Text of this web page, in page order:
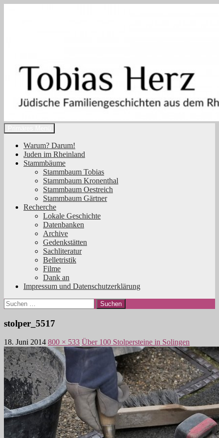
Tobias Herz
Suchen
Warum? Darum!
Juden im Rheinland
Stammbäume
Stammbaum Tobias
Stammbaum Kronenthal
Stammbaum Oestreich
Stammbaum Gärtner
Recherche
Lokale Geschichte
Datenbanken
Archive
Gedenkstätten
Sachliteratur
Belletristik
Filme
Dank an
Impressum und Datenschutzerklärung
Suchen
nach:
stolper_5517
18. Juni 2014 800 × 533 Über 100 Stolpersteine in Solingen